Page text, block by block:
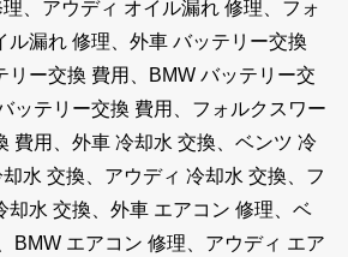
、アウディ オイル漏れ 修理、フォ
ル漏れ 修理、外車 バッテリー交換
リー交換 費用、BMW バッテリー交
ッテリー交換 費用、フォルクスワー
費用、外車 冷却水 交換、ベンツ 冷
水 交換、アウディ 冷却水 交換、フ
却水 交換、外車 エアコン 修理、ベ
BMW エアコン 修理、アウディ エア